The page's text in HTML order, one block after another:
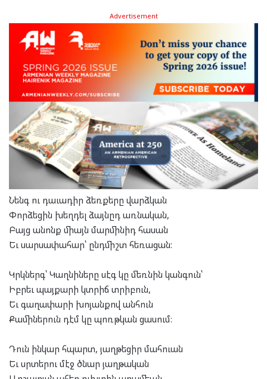
Advertisement
Նենգ ու դաւադիր ձեռքերը վարձկան
Փորձեցին խեղդել ձայնըդ առնական,
Բայց անոնք միայն մարմինիդ հասան
Եւ սարսափահար՝ ընդմիշտ հեռացան։
Կրկներգ՝ Կաղնիները սէգ կը մեռնին կանգուն՝
Իբրեւ պայքարի կտրիճ տրիբուն,
Եւ գաղափարի խոյանքով անհուն
Քամիներուն դէմ կը պոռթկան ցասում։
Դուն ինկար հպարտ, յաղթեցիր մահուան
Եւ սրտերու մէջ ծնար յաղթական